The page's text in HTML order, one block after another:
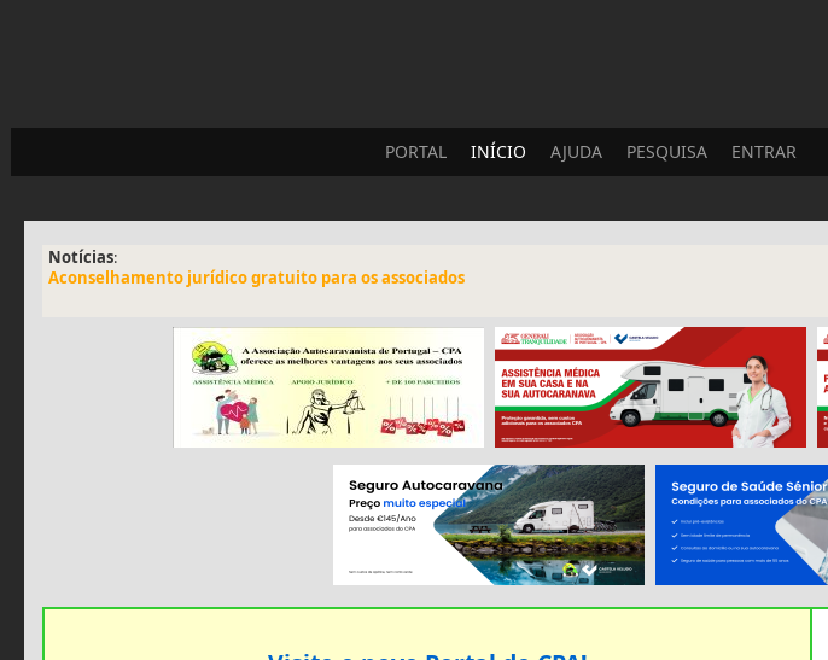
PORTAL INÍCIO AJUDA PESQUISA ENTRAR
Notícias:
Aconselhamento jurídico gratuito para os associados